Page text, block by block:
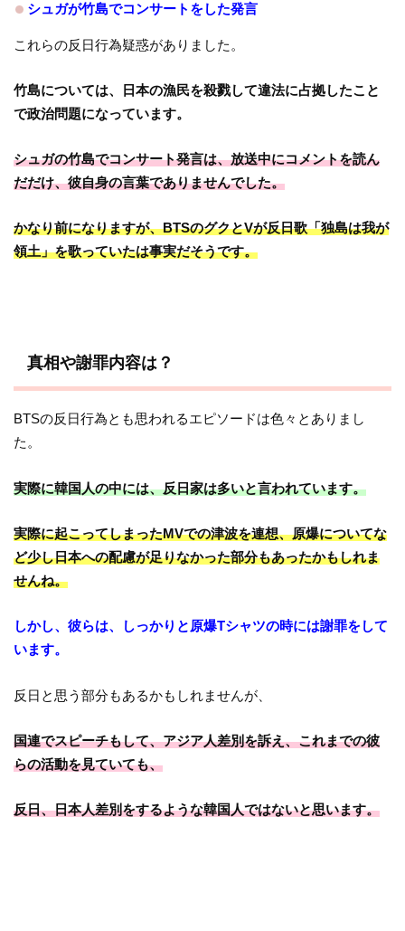
シュガが竹島でコンサートをした発言
これらの反日行為疑惑がありました。
竹島については、日本の漁民を殺戮して違法に占拠したこと
で政治問題になっています。
シュガの竹島でコンサート発言は、放送中にコメントを読ん
だだけ、彼自身の言葉でありませんでした。
かなり前になりますが、BTSのグクとVが反日歌「独島は我が
領土」を歌っていたは事実だそうです。
真相や謝罪内容は？
BTSの反日行為とも思われるエピソードは色々とありまし
た。
実際に韓国人の中には、反日家は多いと言われています。
実際に起こってしまったMVでの津波を連想、原爆についてな
ど少し日本への配慮が足りなかった部分もあったかもしれま
せんね。
しかし、彼らは、しっかりと原爆Tシャツの時には謝罪をして
います。
反日と思う部分もあるかもしれませんが、
国連でスピーチもして、アジア人差別を訴え、これまでの彼
らの活動を見ていても、
反日、日本人差別をするような韓国人ではないと思います。